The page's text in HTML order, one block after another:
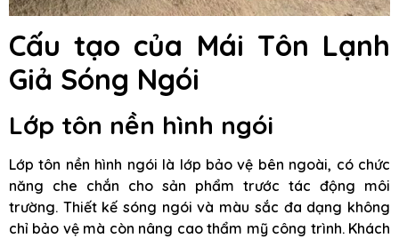
Cấu tạo của Mái Tôn Lạnh
Giả Sóng Ngói
Lớp tôn nền hình ngói
Lớp tôn nền hình ngói là lớp bảo vệ bên ngoài, có chức
năng che chắn cho sản phẩm trước tác động môi
trường. Thiết kế sóng ngói và màu sắc đa dạng không
chỉ bảo vệ mà còn nâng cao thẩm mỹ công trình. Khách